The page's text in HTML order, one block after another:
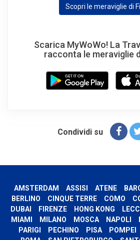
Scopri le meraviglie di
Scarica MyWoWo! La
racconta le meraviglie
Condividi su
AMSTERDAM ASSISI ATENE
BERLINO
CINQUE TERRE COMO
DUBAI
FIRENZE HONG KONG
MIAMI
MILANO MOSCA NAPOLI
PARIGI
PECHINO PISA POMPEI